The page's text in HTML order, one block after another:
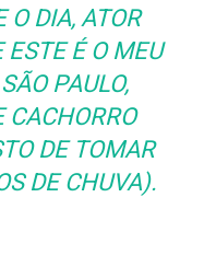
O DIA, ATOR
É O MEU
PAULO,
CACHORRO
DE TOMAR
DE CHUVA).